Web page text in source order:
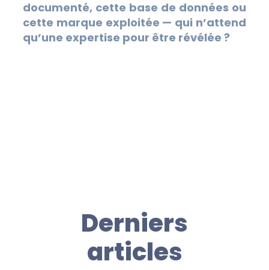
documenté, cette base de données ou
cette marque exploitée — qui n’attend
qu’une expertise pour être révélée ?
Derniers
articles